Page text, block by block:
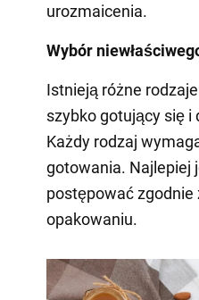
urozmaicenia.
Wybór
Istnieją różne
szybko gotujący się i
Każdy rodzaj
gotowania. Najlepiej
postępować zgodnie
opakowaniu.